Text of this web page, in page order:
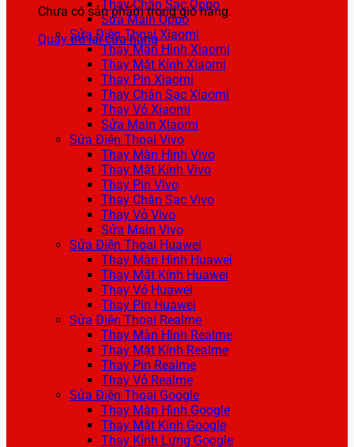
Chưa có sản phẩm trong giỏ hàng.
Quay trở lại cửa hàng
Thay Chân Sạc Oppo
Sửa Main Oppo
Sửa Điện Thoại Xiaomi
Thay Màn Hình Xiaomi
Thay Mặt Kính Xiaomi
Thay Pin Xiaomi
Thay Chân Sạc Xiaomi
Thay Vỏ Xiaomi
Sửa Main Xiaomi
Sửa Điện Thoại Vivo
Thay Màn Hình Vivo
Thay Mặt Kính Vivo
Thay Pin Vivo
Thay Chân Sạc Vivo
Thay Vỏ Vivo
Sửa Main Vivo
Sửa Điện Thoại Huawei
Thay Màn Hình Huawei
Thay Mặt Kính Huawei
Thay Vỏ Huawei
Thay Pin Huawei
Sửa Điện Thoại Realme
Thay Màn Hình Realme
Thay Mặt Kính Realme
Thay Pin Realme
Thay Vỏ Realme
Sửa Điện Thoại Google
Thay Màn Hình Google
Thay Mặt Kính Google
Thay Kính Lưng Google